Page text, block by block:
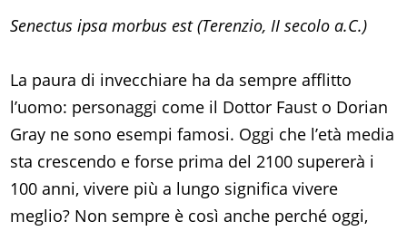
Senectus ipsa morbus est (Terenzio, II secolo a.C.)
La paura di invecchiare ha da sempre afflitto
l’uomo: personaggi come il Dottor Faust o Dorian
Gray ne sono esempi famosi. Oggi che l’età media
sta crescendo e forse prima del 2100 supererà i
100 anni, vivere più a lungo significa vivere
meglio? Non sempre è così anche perché oggi,